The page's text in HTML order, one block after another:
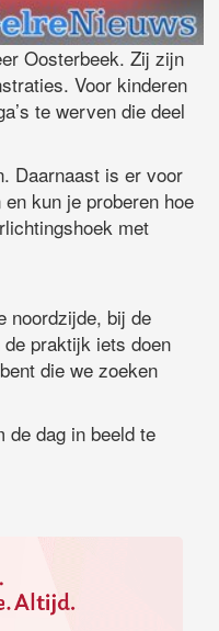
Oosterbeek. Zij zijn
Voor kinderen
te werven die deel
Daarnaast is er voor
kun je proberen hoe
met
noordzijde, bij de
praktijk iets doen
die we zoeken
de dag in beeld te